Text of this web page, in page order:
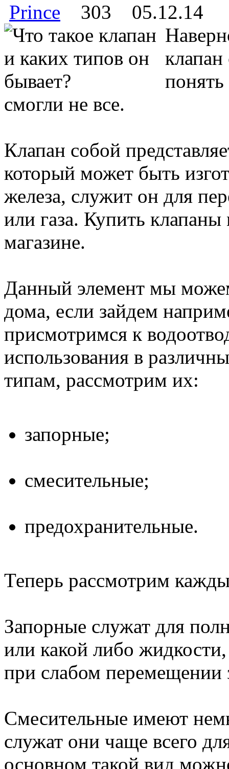
Prince 303
05.12.14
клапан
смогли не все.
Клапан собой
который может быть
железа, служит он для
или газа. Купить
магазине.
Данный элемент мы
дома, если зайдем
присмотримся к
использования в
типам, рассмотрим их:
запорные;
смесительные;
предохранительные.
Теперь рассмотрим
Запорные служат для
или какой либо
при слабом перемещении
Смесительные имеют
служат они чаще всего
основном такой вид